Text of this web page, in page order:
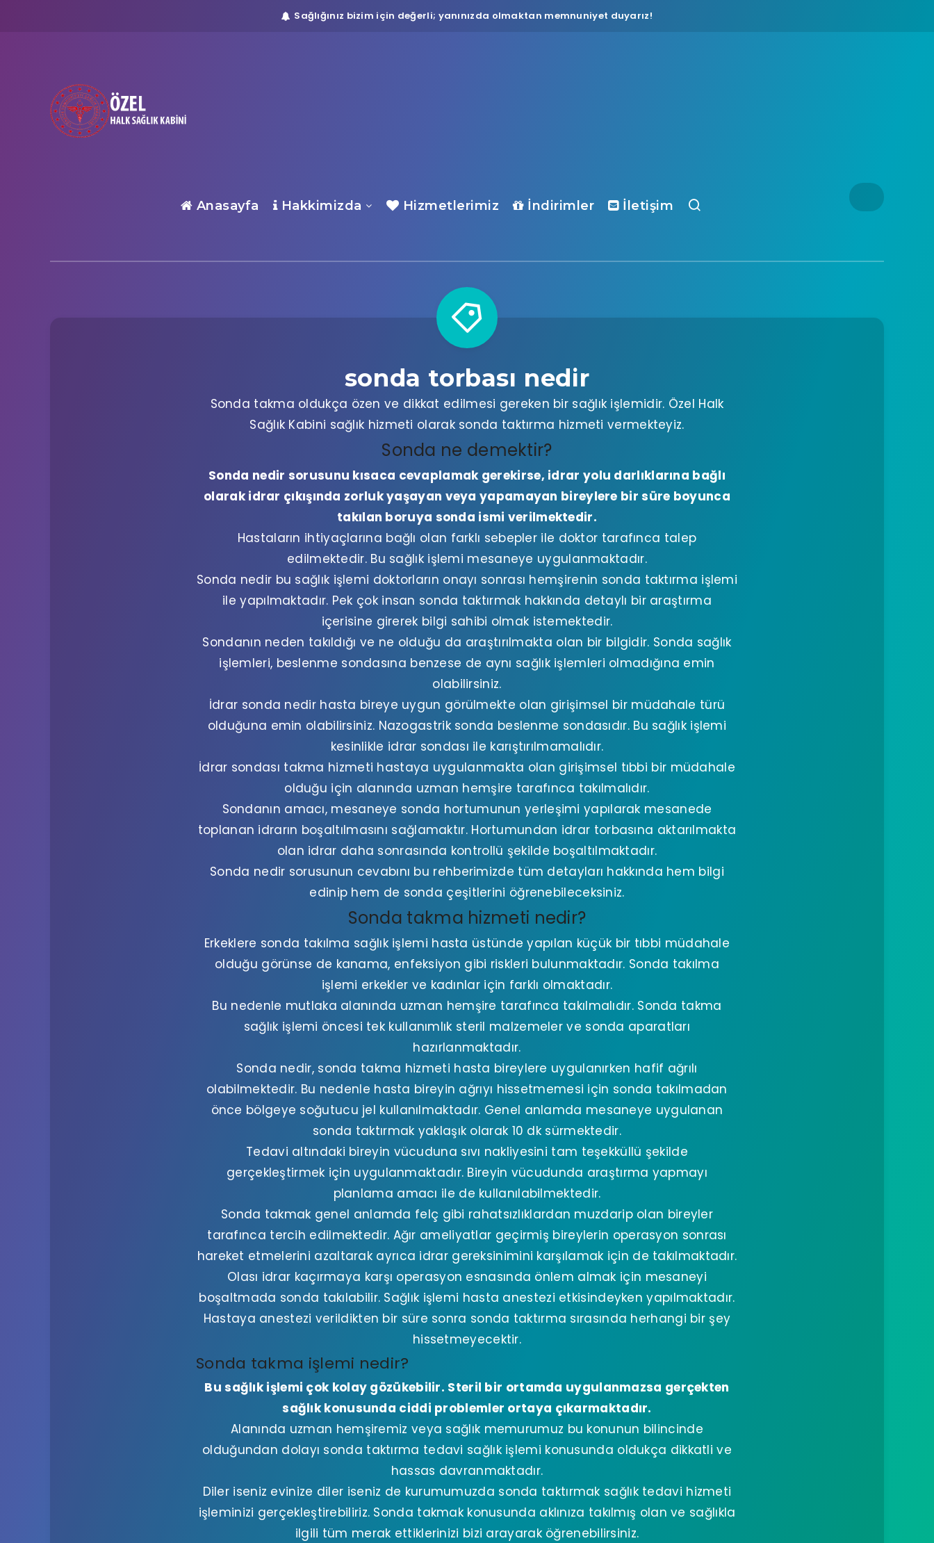
Sağlığınız bizim için değerli; yanınızda olmaktan memnuniyet duyarız!
Anasayfa Hakkimizda Hizmetlerimiz İndirimler İletişim
sonda torbası nedir
Sonda takma oldukça özen ve dikkat edilmesi gereken bir sağlık işlemidir. Özel Halk
Sağlık Kabini sağlık hizmeti olarak sonda taktırma hizmeti vermekteyiz.
Sonda ne demektir?
Sonda nedir sorusunu kısaca cevaplamak gerekirse, idrar yolu darlıklarına bağlı
olarak idrar çıkışında zorluk yaşayan veya yapamayan bireylere bir süre boyunca
takılan boruya sonda ismi verilmektedir.
Hastaların ihtiyaçlarına bağlı olan farklı sebepler ile doktor tarafınca talep
edilmektedir. Bu sağlık işlemi mesaneye uygulanmaktadır.
Sonda nedir bu sağlık işlemi doktorların onayı sonrası hemşirenin sonda taktırma işlemi
ile yapılmaktadır. Pek çok insan sonda taktırmak hakkında detaylı bir araştırma
içerisine girerek bilgi sahibi olmak istemektedir.
Sondanın neden takıldığı ve ne olduğu da araştırılmakta olan bir bilgidir. Sonda sağlık
işlemleri, beslenme sondasına benzese de aynı sağlık işlemleri olmadığına emin
olabilirsiniz.
İdrar sonda nedir hasta bireye uygun görülmekte olan girişimsel bir müdahale türü
olduğuna emin olabilirsiniz. Nazogastrik sonda beslenme sondasıdır. Bu sağlık işlemi
kesinlikle idrar sondası ile karıştırılmamalıdır.
İdrar sondası takma hizmeti hastaya uygulanmakta olan girişimsel tıbbi bir müdahale
olduğu için alanında uzman hemşire tarafınca takılmalıdır.
Sondanın amacı, mesaneye sonda hortumunun yerleşimi yapılarak mesanede
toplanan idrarın boşaltılmasını sağlamaktır. Hortumundan idrar torbasına aktarılmakta
olan idrar daha sonrasında kontrollü şekilde boşaltılmaktadır.
Sonda nedir sorusunun cevabını bu rehberimizde tüm detayları hakkında hem bilgi
edinip hem de sonda çeşitlerini öğrenebileceksiniz.
Sonda takma hizmeti nedir?
Erkeklere sonda takılma sağlık işlemi hasta üstünde yapılan küçük bir tıbbi müdahale
olduğu görünse de kanama, enfeksiyon gibi riskleri bulunmaktadır. Sonda takılma
işlemi erkekler ve kadınlar için farklı olmaktadır.
Bu nedenle mutlaka alanında uzman hemşire tarafınca takılmalıdır. Sonda takma
sağlık işlemi öncesi tek kullanımlık steril malzemeler ve sonda aparatları
hazırlanmaktadır.
Sonda nedir, sonda takma hizmeti hasta bireylere uygulanırken hafif ağrılı
olabilmektedir. Bu nedenle hasta bireyin ağrıyı hissetmemesi için sonda takılmadan
önce bölgeye soğutucu jel kullanılmaktadır. Genel anlamda mesaneye uygulanan
sonda taktırmak yaklaşık olarak 10 dk sürmektedir.
Tedavi altındaki bireyin vücuduna sıvı nakliyesini tam teşekküllü şekilde
gerçekleştirmek için uygulanmaktadır. Bireyin vücudunda araştırma yapmayı
planlama amacı ile de kullanılabilmektedir.
Sonda takmak genel anlamda felç gibi rahatsızlıklardan muzdarip olan bireyler
tarafınca tercih edilmektedir. Ağır ameliyatlar geçirmiş bireylerin operasyon sonrası
hareket etmelerini azaltarak ayrıca idrar gereksinimini karşılamak için de takılmaktadır.
Olası idrar kaçırmaya karşı operasyon esnasında önlem almak için mesaneyi
boşaltmada sonda takılabilir. Sağlık işlemi hasta anestezi etkisindeyken yapılmaktadır.
Hastaya anestezi verildikten bir süre sonra sonda taktırma sırasında herhangi bir şey
hissetmeyecektir.
Sonda takma işlemi nedir?
Bu sağlık işlemi çok kolay gözükebilir. Steril bir ortamda uygulanmazsa gerçekten
sağlık konusunda ciddi problemler ortaya çıkarmaktadır.
Alanında uzman hemşiremiz veya sağlık memurumuz bu konunun bilincinde
olduğundan dolayı sonda taktırma tedavi sağlık işlemi konusunda oldukça dikkatli ve
hassas davranmaktadır.
Diler iseniz evinize diler iseniz de kurumumuzda sonda taktırmak sağlık tedavi hizmeti
işleminizi gerçekleştirebiliriz. Sonda takmak konusunda aklınıza takılmış olan ve sağlıkla
ilgili tüm merak ettiklerinizi bizi arayarak öğrenebilirsiniz.